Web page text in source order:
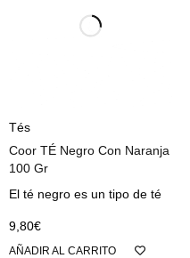
Tés
Coor TÉ Negro Con Naranja
100 Gr
El té negro es un tipo de té
9,80€
AÑADIR AL CARRITO